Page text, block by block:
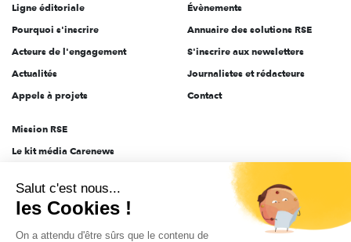
Ligne éditoriale
Pourquoi s'inscrire
Acteurs de l'engagement
Actualités
Appels à projets
Évènements
Annuaire des solutions RSE
S'inscrire aux newsletters
Journalistes et rédacteurs
Contact
Mission RSE
Le kit média Carenews
AEF info
Novethic
PRODURABLE
Salut c'est nous...
les Cookies !
On a attendu d'être sûrs que le contenu de